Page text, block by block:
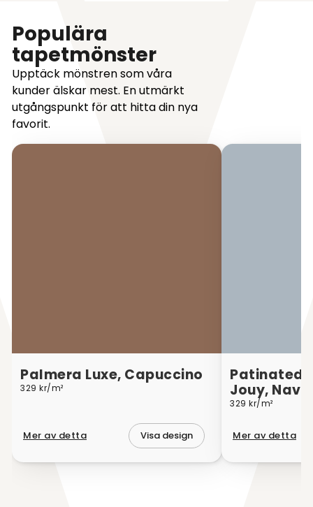
Populära
tapetmönster
Upptäck mönstren som våra
kunder älskar mest. En utmärkt
utgångspunkt för att hitta din nya
favorit.
Palmera Luxe, Capuccino
329 kr/m²
Mer av detta Visa design
Patinated
Jouy, Navy
329 kr/m²
Mer av detta